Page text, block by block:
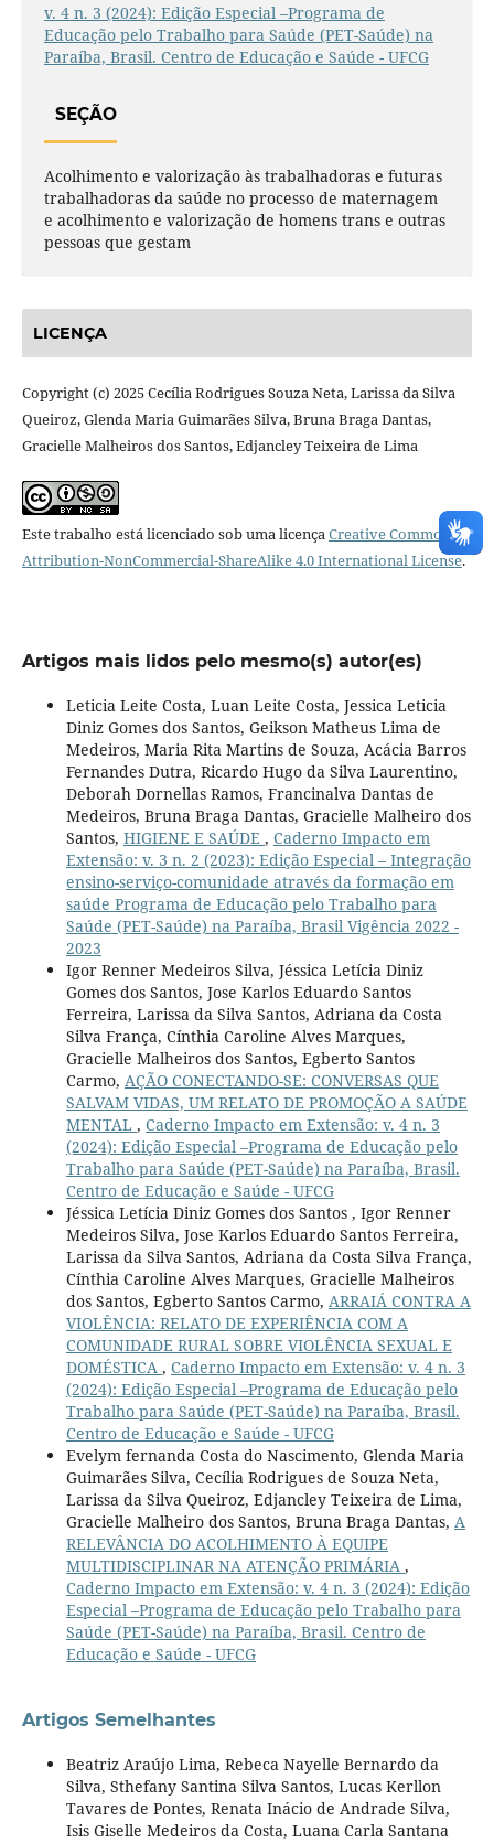
v. 4 n. 3 (2024): Edição Especial –Programa de
Educação pelo Trabalho para Saúde (PET-Saúde) na
Paraíba, Brasil. Centro de Educação e Saúde - UFCG
SEÇÃO
Acolhimento e valorização às trabalhadoras e futuras
trabalhadoras da saúde no processo de maternagem
e acolhimento e valorização de homens trans e outras
pessoas que gestam
LICENÇA
Copyright (c) 2025 Cecília Rodrigues Souza Neta, Larissa da Silva
Queiroz, Glenda Maria Guimarães Silva, Bruna Braga Dantas,
Gracielle Malheiros dos Santos, Edjancley Teixeira de Lima
Este trabalho está licenciado sob uma licençaCreative Commons
Attribution-NonCommercial-ShareAlike 4.0 International License.
Artigos mais lidos pelo mesmo(s) autor(es)
Leticia Leite Costa, Luan Leite Costa, Jessica Leticia
Diniz Gomes dos Santos, Geikson Matheus Lima de
Medeiros, Maria Rita Martins de Souza, Acácia Barros
Fernandes Dutra, Ricardo Hugo da Silva Laurentino,
Deborah Dornellas Ramos, Francinalva Dantas de
Medeiros, Bruna Braga Dantas, Gracielle Malheiro dos
Santos, HIGIENE E SAÚDE , Caderno Impacto em
Extensão: v. 3 n. 2 (2023): Edição Especial – Integração
ensino-serviço-comunidade através da formação em
saúde Programa de Educação pelo Trabalho para
Saúde (PET-Saúde) na Paraíba, Brasil Vigência 2022 -
2023
Igor Renner Medeiros Silva, Jéssica Letícia Diniz
Gomes dos Santos, Jose Karlos Eduardo Santos
Ferreira, Larissa da Silva Santos, Adriana da Costa
Silva França, Cínthia Caroline Alves Marques,
Gracielle Malheiros dos Santos, Egberto Santos
Carmo, AÇÃO CONECTANDO-SE: CONVERSAS QUE
SALVAM VIDAS, UM RELATO DE PROMOÇÃO A SAÚDE
MENTAL , Caderno Impacto em Extensão: v. 4 n. 3
(2024): Edição Especial –Programa de Educação pelo
Trabalho para Saúde (PET-Saúde) na Paraíba, Brasil.
Centro de Educação e Saúde - UFCG
Jéssica Letícia Diniz Gomes dos Santos , Igor Renner
Medeiros Silva, Jose Karlos Eduardo Santos Ferreira,
Larissa da Silva Santos, Adriana da Costa Silva França,
Cínthia Caroline Alves Marques, Gracielle Malheiros
dos Santos, Egberto Santos Carmo, ARRAIÁ CONTRA A
VIOLÊNCIA: RELATO DE EXPERIÊNCIA COM A
COMUNIDADE RURAL SOBRE VIOLÊNCIA SEXUAL E
DOMÉSTICA , Caderno Impacto em Extensão: v. 4 n. 3
(2024): Edição Especial –Programa de Educação pelo
Trabalho para Saúde (PET-Saúde) na Paraíba, Brasil.
Centro de Educação e Saúde - UFCG
Evelym fernanda Costa do Nascimento, Glenda Maria
Guimarães Silva, Cecília Rodrigues de Souza Neta,
Larissa da Silva Queiroz, Edjancley Teixeira de Lima,
Gracielle Malheiro dos Santos, Bruna Braga Dantas, A
RELEVÂNCIA DO ACOLHIMENTO À EQUIPE
MULTIDISCIPLINAR NA ATENÇÃO PRIMÁRIA ,
Caderno Impacto em Extensão: v. 4 n. 3 (2024): Edição
Especial –Programa de Educação pelo Trabalho para
Saúde (PET-Saúde) na Paraíba, Brasil. Centro de
Educação e Saúde - UFCG
Artigos Semelhantes
Beatriz Araújo Lima, Rebeca Nayelle Bernardo da
Silva, Sthefany Santina Silva Santos, Lucas Kerllon
Tavares de Pontes, Renata Inácio de Andrade Silva,
Isis Giselle Medeiros da Costa, Luana Carla Santana